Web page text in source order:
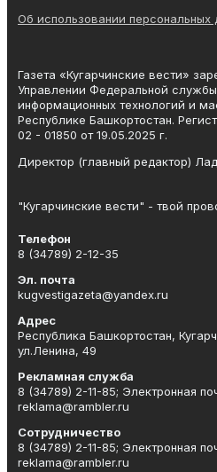
Об использовании персональных
Газета «Кугарчинские вести»
Управлении Федеральной
информационных технологий и
Республике Башкортостан.
02 - 01850 от 19.05.2025 г.
Директор (главный редактор)
"Кугарчинские вести" - твой
Телефон
8 (34789) 2-12-35
Эл. почта
kugvestigazeta@yandex.ru
Адрес
Республика Башкортостан,
ул.Ленина, 49
Рекламная служба
8 (34789) 2-11-85; Электронная
reklama@rambler.ru
Сотрудничество
8 (34789) 2-11-85; Электронная
reklama@rambler.ru